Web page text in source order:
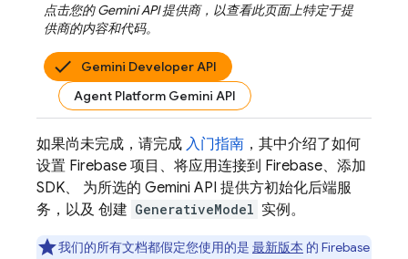
点击您的Gemini API提供商，以查看此页面上特定于提
供商的内容和代码。
Gemini Developer API
Agent Platform Gemini API
如果尚未完成，请完成 入门指南 ，其中介绍了如何
设置 Firebase 项目、将应用连接到 Firebase、添加
SDK、 为所选的 Gemini API 提供方初始化后端服
务，以及 创建 GenerativeModel 实例。
我们的所有文档都假定您使用的是 最新版本 的 Firebase